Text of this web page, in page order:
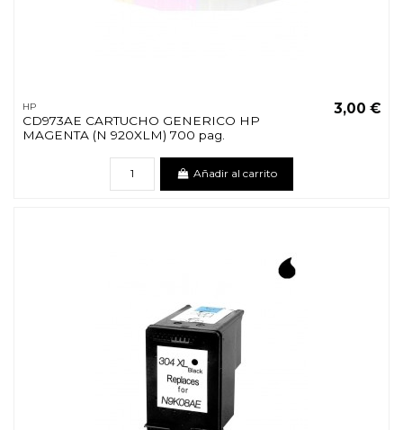
HP
CD973AE CARTUCHO GENERICO HP
MAGENTA (N 920XLM) 700 pag.
3,00 €
Añadir al carrito